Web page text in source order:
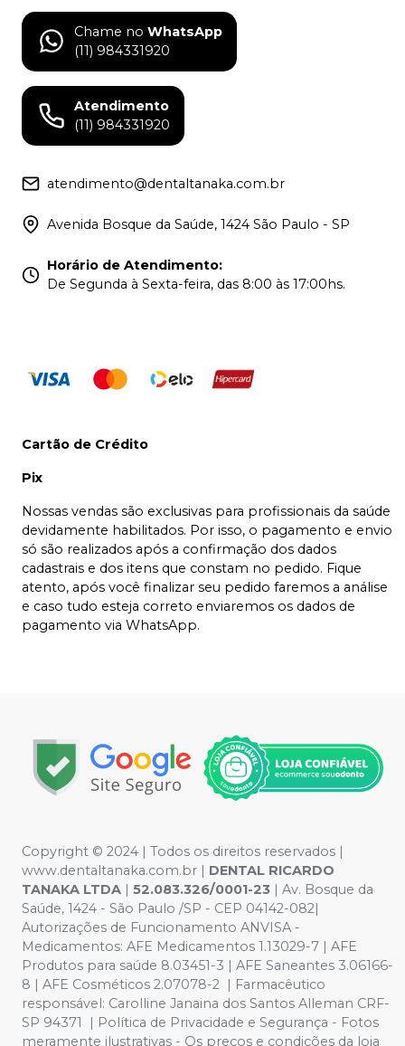
Chame no WhatsApp
(11) 984331920
Atendimento
(11) 984331920
atendimento@dentaltanaka.com.br
Avenida Bosque da Saúde, 1424 São Paulo - SP
Horário de Atendimento:
De Segunda à Sexta-feira, das 8:00 às 17:00hs.
Cartão de Crédito
Pix
Nossas vendas são exclusivas para profissionais da saúde
devidamente habilitados. Por isso, o pagamento e envio
só são realizados após a confirmação dos dados
cadastrais e dos itens que constam no pedido. Fique
atento, após você finalizar seu pedido faremos a análise
e caso tudo esteja correto enviaremos os dados de
pagamento via WhatsApp.
Copyright © 2024 | Todos os direitos reservados |
www.dentaltanaka.com.br | DENTAL RICARDO
TANAKA LTDA | 52.083.326/0001-23 | Av. Bosque da
Saúde, 1424 - São Paulo /SP - CEP 04142-082|
Autorizações de Funcionamento ANVISA -
Medicamentos: AFE Medicamentos 1.13029-7 | AFE
Produtos para saúde 8.03451-3 | AFE Saneantes 3.06166-
8 | AFE Cosméticos 2.07078-2 | Farmacêutico
responsável: Carolline Janaina dos Santos Alleman CRF-
SP 94371
| Política de Privacidade e Segurança - Fotos
meramente ilustrativas - Os preços e condições da loja